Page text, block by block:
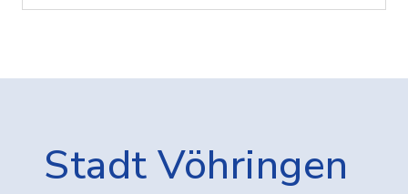
Stadt Vöhringen